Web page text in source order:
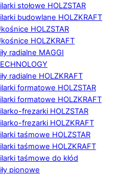
stołowe HOLZSTAR
budowlane HOLZKRAFT
HOLZSTAR
HOLZKRAFT
radialne MAGGI
radialne HOLZKRAFT
formatowe HOLZSTAR
formatowe HOLZKRAFT
frezarki HOLZSTAR
frezarki HOLZKRAFT
taśmowe HOLZSTAR
taśmowe HOLZKRAFT
taśmowe do kłód
pionowe